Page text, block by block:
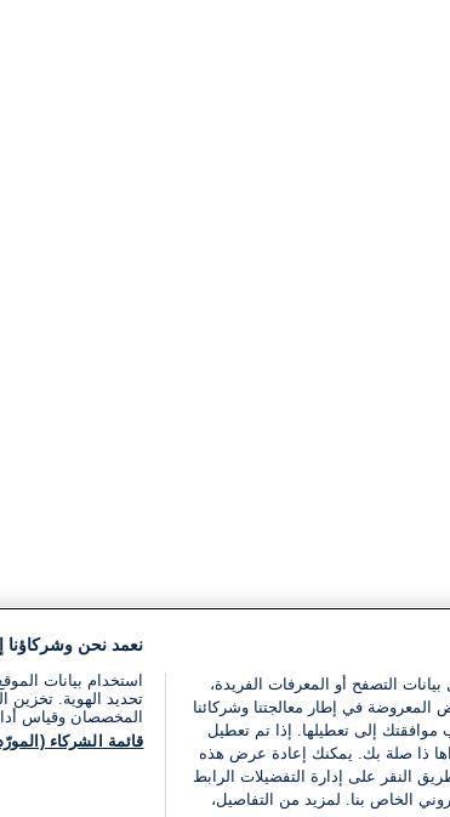
التصفح أو المعرفات الفريدة،
في إطار معالجتنا وشركائنا
إلى تعطيلها. إذا تم تعطيل
ذا صلة بك. يمكنك إعادة عرض هذه
النقر على إدارة التفضيلات الرابط
الخاص بنا. لمزيد من التفاصيل،
نعمد نحن وشركاؤنا
استخدام بيانات
تحديد الهوية. تخزين
المخصصان وقياس
قائمة الشركاء